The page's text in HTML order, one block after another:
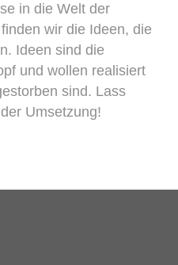
in die Welt der
wir die Ideen, die
Ideen sind die
und wollen realisiert
sind. Lass
Umsetzung!